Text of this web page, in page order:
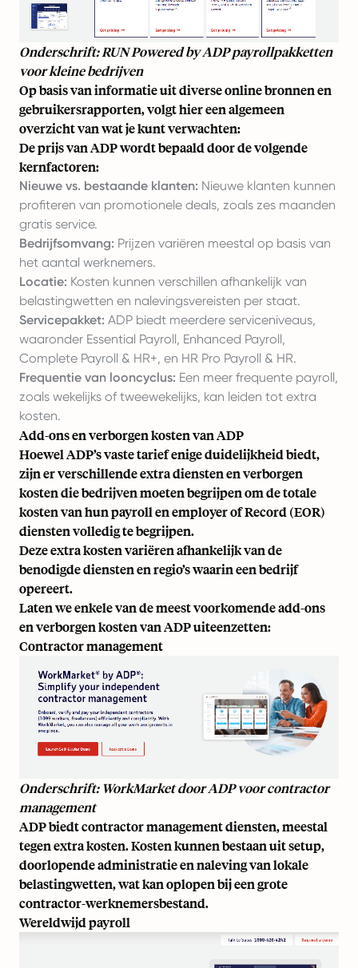
Onderschrift: RUN Powered by ADP payrollpakketten
voor kleine bedrijven
Op basis van informatie uit diverse online bronnen en
gebruikersrapporten, volgt hier een algemeen
overzicht van wat je kunt verwachten:
De prijs van ADP wordt bepaald door de volgende
kernfactoren:
Nieuwe vs. bestaande klanten: Nieuwe klanten kunnen
profiteren van promotionele deals, zoals zes maanden
gratis service.
Bedrijfsomvang: Prijzen variëren meestal op basis van
het aantal werknemers.
Locatie: Kosten kunnen verschillen afhankelijk van
belastingwetten en nalevingsvereisten per staat.
Servicepakket: ADP biedt meerdere serviceniveaus,
waaronder Essential Payroll, Enhanced Payroll,
Complete Payroll & HR+, en HR Pro Payroll & HR.
Frequentie van looncyclus: Een meer frequente payroll,
zoals wekelijks of tweewekelijks, kan leiden tot extra
kosten.
Add-ons en verborgen kosten van ADP
Hoewel ADP’s vaste tarief enige duidelijkheid biedt,
zijn er verschillende extra diensten en verborgen
kosten die bedrijven moeten begrijpen om de totale
kosten van hun payroll en employer of Record (EOR)
diensten volledig te begrijpen.
Deze extra kosten variëren afhankelijk van de
benodigde diensten en regio’s waarin een bedrijf
opereert.
Laten we enkele van de meest voorkomende add-ons
en verborgen kosten van ADP uiteenzetten:
Contractor management
Onderschrift: WorkMarket door ADP voor contractor
management
ADP biedt contractor management diensten, meestal
tegen extra kosten. Kosten kunnen bestaan uit setup,
doorlopende administratie en naleving van lokale
belastingwetten, wat kan oplopen bij een grote
contractor-werknemersbestand.
Wereldwijd payroll